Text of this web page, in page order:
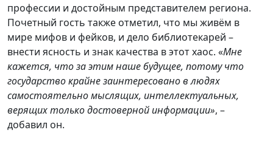
профессии и достойным представителем региона.
Почетный гость также отметил, что мы живём в
мире мифов и фейков, и дело библиотекарей –
внести ясность и знак качества в этот хаос. «Мне
кажется, что за этим наше будущее, потому что
государство крайне заинтересовано в людях
самостоятельно мыслящих, интеллектуальных,
верящих только достоверной информации», –
добавил он.